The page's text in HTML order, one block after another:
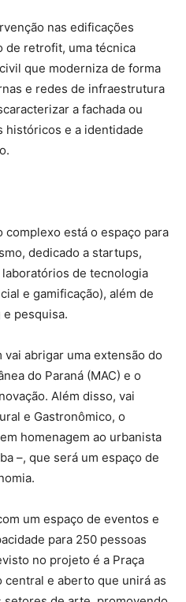
nas edificações
de retrofit, uma técnica
que moderniza de forma
e redes de infraestrutura
a fachada ou
históricos e a identidade
complexo está o espaço para
dedicado a startups,
de tecnologia
e gamificação), além de
pesquisa.
vai abrigar uma extensão do
do Paraná (MAC) e o
Além disso, vai
e Gastronômico, o
homenagem ao urbanista
–, que será um espaço de
um espaço de eventos e
para 250 pessoas
no projeto é a Praça
central e aberto que unirá as